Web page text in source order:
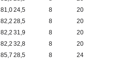
81,024,5 8
20
82,2 28,5 8
20
82,2 31,9 8
20
82,2 32,8 8
20
85,7 28,5 8
24